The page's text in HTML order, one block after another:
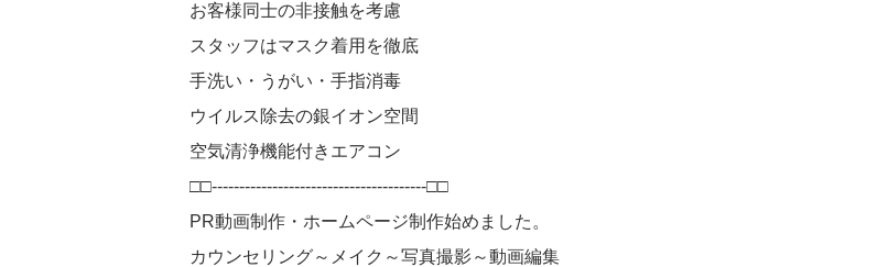
お客様同士の非接触を考慮
スタッフはマスク着用を徹底
手洗い・うがい・手指消毒
ウイルス除去の銀イオン空間
空気清浄機能付きエアコン
□□---------------------------------------□□
PR動画制作・ホームページ制作始めました。
カウンセリング～メイク～写真撮影～動画編集